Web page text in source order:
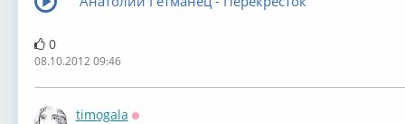
0
08.10.2012 09:46
timogala